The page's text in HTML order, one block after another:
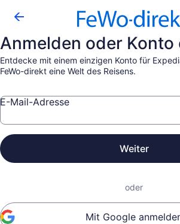
Anmelden oder Konto
Entdecke mit einem einzigen Konto für
FeWo-direkt eine Welt des Reisens.
E-Mail-Adresse
Weiter
oder
Mit Google